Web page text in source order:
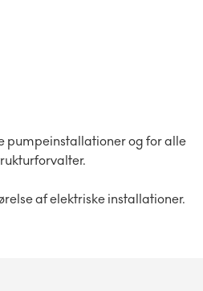
pumpeinstallationer og for alle
af elektriske installationer.